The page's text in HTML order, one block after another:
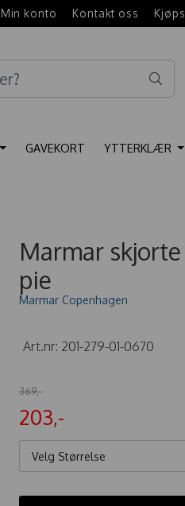
Min konto Kontakt oss
GAVEKORT YTTERKLÆR
Marmar
pie
Marmar Copenhagen
Art.nr: 201-279-01-0670
369,-
203,-
Velg Størrelse